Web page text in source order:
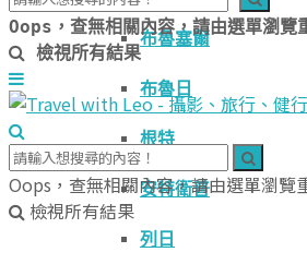
布魯塞爾
布魯日
根特
安特衛普
列日
Oops，查無相關內容，請由選單瀏覽
檢視所有結果
Oops，查無相關內容，請由選單瀏覽
檢視所有結果